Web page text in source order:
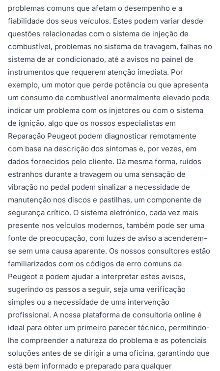
problemas comuns que afetam o desempenho e a
fiabilidade dos seus veículos. Estes podem variar desde
questões relacionadas com o sistema de injeção de
combustível, problemas no sistema de travagem, falhas no
sistema de ar condicionado, até a avisos no painel de
instrumentos que requerem atenção imediata. Por
exemplo, um motor que perde potência ou que apresenta
um consumo de combustível anormalmente elevado pode
indicar um problema com os injetores ou com o sistema
de ignição, algo que os nossos especialistas em
Reparação Peugeot podem diagnosticar remotamente
com base na descrição dos sintomas e, por vezes, em
dados fornecidos pelo cliente. Da mesma forma, ruídos
estranhos durante a travagem ou uma sensação de
vibração no pedal podem sinalizar a necessidade de
manutenção nos discos e pastilhas, um componente de
segurança crítico. O sistema eletrónico, cada vez mais
presente nos veículos modernos, também pode ser uma
fonte de preocupação, com luzes de aviso a acenderem-
se sem uma causa aparente. Os nossos consultores estão
familiarizados com os códigos de erro comuns da
Peugeot e podem ajudar a interpretar estes avisos,
sugerindo os passos a seguir, seja uma verificação
simples ou a necessidade de uma intervenção
profissional. A nossa plataforma de consultoria online é
ideal para obter um primeiro parecer técnico, permitindo-
lhe compreender a natureza do problema e as potenciais
soluções antes de se dirigir a uma oficina, garantindo que
está bem informado e preparado para qualquer